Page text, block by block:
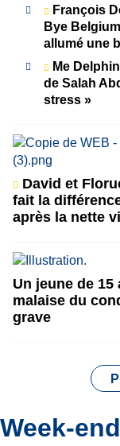
François
Bye
allumé une
Me
de Salah
stress »
David et
fait la
après la nette
Un jeune de
malaise du
grave
Week-end